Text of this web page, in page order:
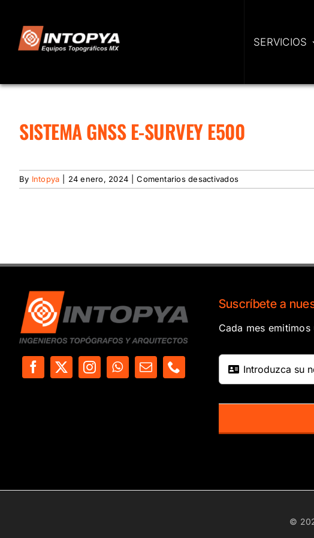
content
SERVICIOS
SISTEMA GNSS E-SURVEY E500
By Intopya 24 enero, 2024 Comentarios desactivadosen
Sistema
Suscríbete a
Cada mes
©